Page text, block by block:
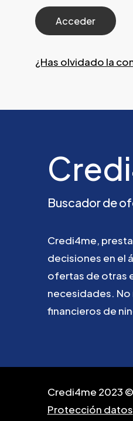
¿Has olvidado la
Buscadorde
Credi4me, presta
decisiones en el
ofertas de otras
necesidades. No
financieros de
Credi4me 2023
Protección datos